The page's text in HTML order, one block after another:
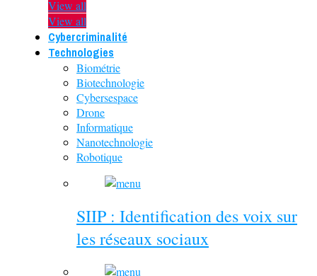
View all
View all
Cybercriminalité
Technologies
Biométrie
Biotechnologie
Cybersespace
Drone
Informatique
Nanotechnologie
Robotique
SIIP : Identification des voix sur
les réseaux sociaux